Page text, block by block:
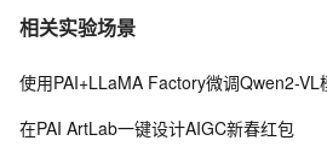
相关实验场景
在PAI ArtLab一键设计AIGC新春红包